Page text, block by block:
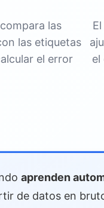
las
las etiquetas
el error
el
aprenden
de datos en